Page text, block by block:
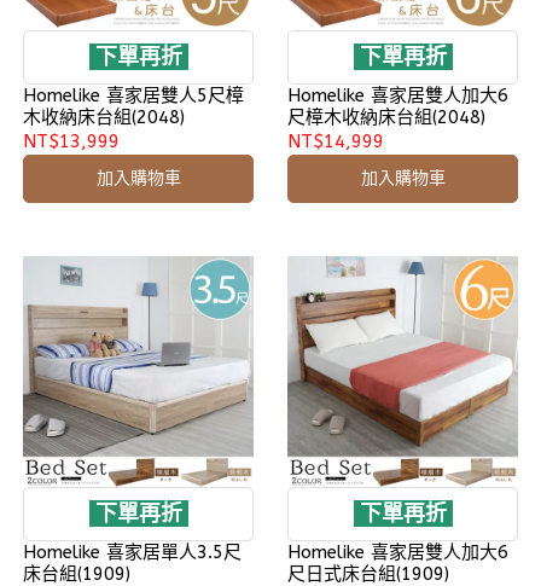
下單再折
Homelike 喜家居雙人5尺樟
木收納床台組(2048)
NT$13,999
加入購物車
下單再折
Homelike 喜家居雙人加大6
尺樟木收納床台組(2048)
NT$14,999
加入購物車
下單再折
Homelike 喜家居單人3.5尺
床台組(1909)
下單再折
Homelike 喜家居雙人加大6
尺日式床台組(1909)